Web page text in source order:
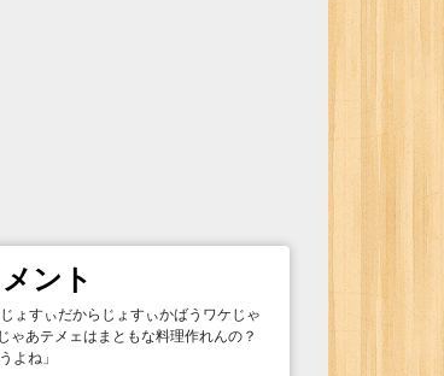
ント
ょすぃだからじょすぃかばうワケじゃ
ゃあテメェはまともな料理作れんの？
よね 」